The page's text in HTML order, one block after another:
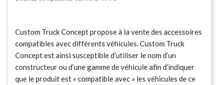
Custom Truck Concept propose à la vente des accessoires
compatibles avec différents véhicules. Custom Truck
Concept est ainsi susceptible d’utiliser le nom d’un
constructeur ou d’une gamme de véhicule afin d’indiquer
que le produit est « compatible avec » les véhicules de ce